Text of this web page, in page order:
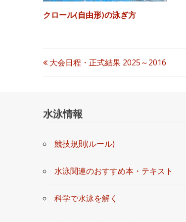
クロール(自由形)の泳ぎ方
投
ナ
ゲ
ー
シ
大会日程・正式結果 2025～2016
水泳情報
競技規則(ルール)
水泳関連のおすすめ本・テキスト
科学で水泳を解く